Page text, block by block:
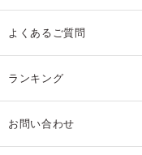
よくあるご質問
ランキング
お問い合わせ